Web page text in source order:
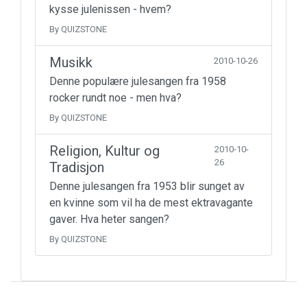
kysse julenissen - hvem?
By QUIZSTONE
Musikk 2010-10-26
Denne populære julesangen fra 1958
rocker rundt noe - men hva?
By QUIZSTONE
Religion, Kultur og
Tradisjon
2010-10-
26
Denne julesangen fra 1953 blir sunget av
en kvinne som vil ha de mest ektravagante
gaver. Hva heter sangen?
By QUIZSTONE